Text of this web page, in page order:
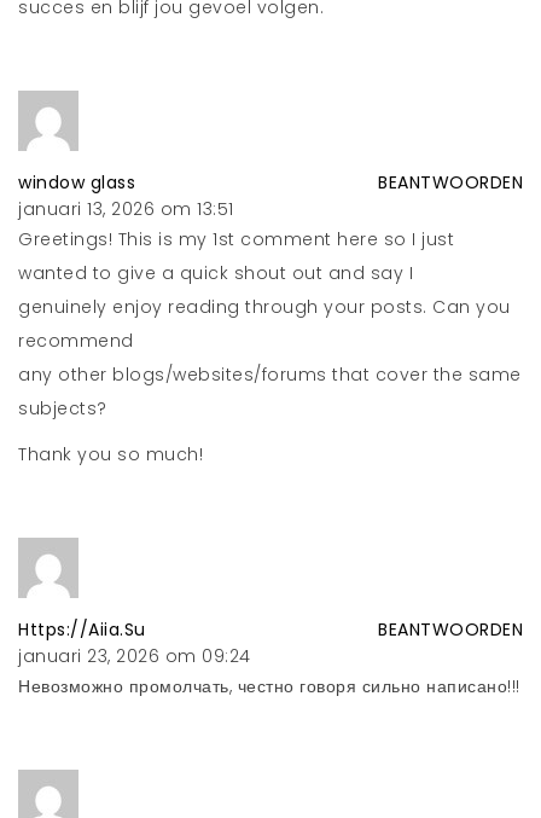
succes en blijf jou gevoel volgen.
window glass
januari 13, 2026 om 13:51
Greetings! This is my 1st comment here so I just
wanted to give a quick shout out and say I
genuinely enjoy reading through your posts. Can you
recommend
any other blogs/websites/forums that cover the same
subjects?
Thank you so much!
BEANTWOORDEN
Https://Aiia.Su
januari 23, 2026 om 09:24
Невозможно промолчать, честно говоря сильно написано!!!
BEANTWOORDEN